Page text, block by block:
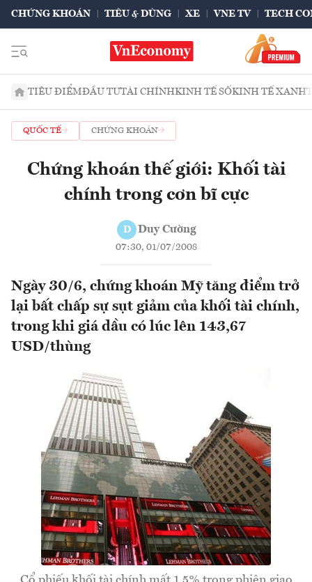
CHỨNG KHOÁN TIÊU & DÙNG XE VNE TV TECH
TIÊU ĐIỂMĐẦU TƯTÀI CHÍNHKINH TẾ SỐKINH TẾ XANH
QUỐC TẾ CHỨNG KHOÁN
Chứng khoán thế giới: Khối tài
chính trong cơn bĩ cực
D Duy Cường
07:30, 01/07/2008
Ngày 30/6, chứng khoán Mỹ tăng điểm trở
lại bất chấp sự sụt giảm của khối tài chính,
trong khi giá dầu có lúc lên 143,67
USD/thùng